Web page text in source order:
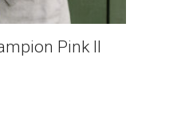
Pink II